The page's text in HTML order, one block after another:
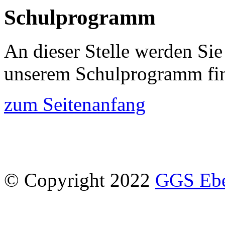
Schulprogramm
An dieser Stelle werden
unserem Schulprogramm
zum Seitenanfang
© Copyright 2022 GGS